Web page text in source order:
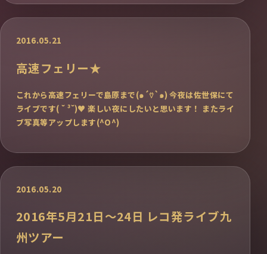
2016.05.21
高速フェリー★
これから高速フェリーで島原まで(๑´⍢`๑) 今夜は佐世保にて
ライブです( ˘ ³˘)♥ 楽しい夜にしたいと思います！ またライ
ブ写真等アップします(^O^)
2016.05.20
2016年5月21日〜24日 レコ発ライブ九
州ツアー